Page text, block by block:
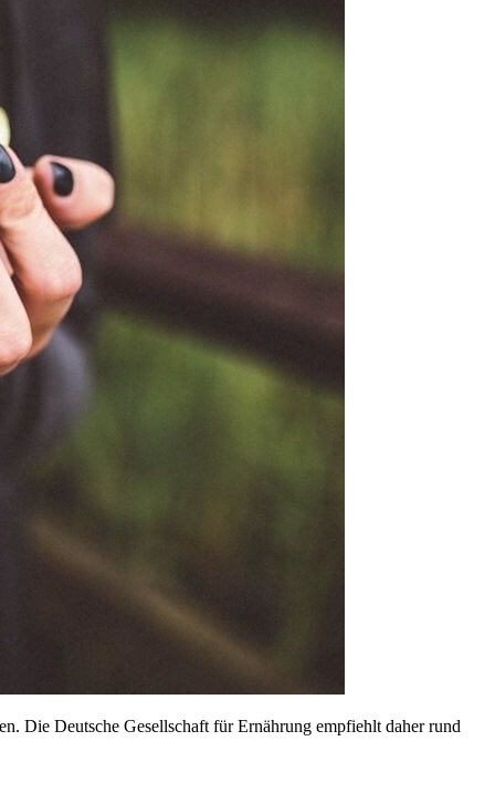
Die Deutsche Gesellschaft für Ernährung empfiehlt daher rund